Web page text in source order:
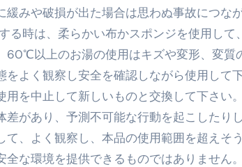
うなるの？①【30秒でわかる効果まとめ】
を飲み続けたらどうなるのか？ #ダイエット
ページ完成まで。ムームードメインなら“全部
ガイド｜“着る布団”で肩・首・足元の冷え
び方“完全攻略”｜シンサレート・羽毛・人
ハンドル付き・筋力アシスト・ツイスト・
みや破損が出た場合は思わぬ事故につな
る時は、柔らかい布かスポンジを使用して
60℃以上のお湯の使用はキズや変形、変質
よく観察し安全を確認しながら使用して
を中止して新しいものと交換して下さい
差があり、予測不可能な行動を起こしたり
、よく観察し、本品の使用範囲を超えそ
な環境を提供できるものではありません